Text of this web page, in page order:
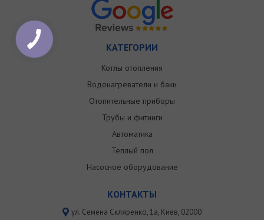
КАТЕГОРИИ
Котлы отопления
Водонагреватели и баки
Отопительные приборы
Трубы и фитинги
Автоматика
Теплый пол
Насосное оборудование
КОНТАКТЫ
ул. Семена Скляренко, 1a, Киев, 02000